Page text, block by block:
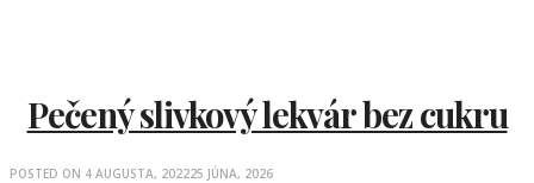
Pečený slivkový lekvár bez cukru
POSTED ON 4 AUGUSTA, 202225 JÚNA, 2026